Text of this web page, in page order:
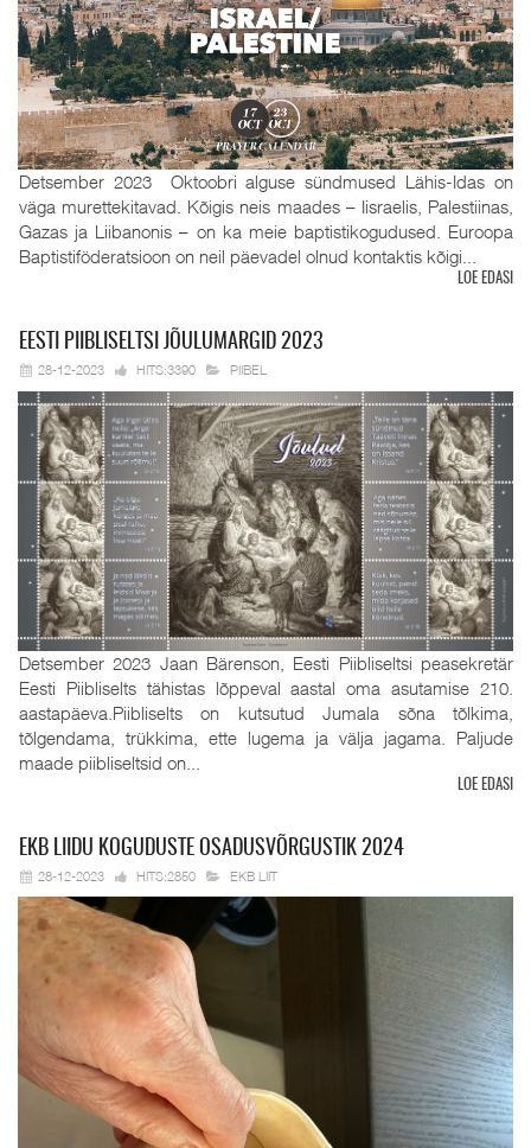
Detsember 2023 Oktoobri alguse sündmused Lähis-Idas on
väga murettekitavad. Kõigis neis maades – Iisraelis, Palestiinas,
Gazas ja Liibanonis – on ka meie baptistikogudused. Euroopa
Baptistiföderatsioon on neil päevadel olnud kontaktis kõigi...
LOE EDASI
EESTI PIIBLISELTSI JÕULUMARGID 2023
28-12-2023 HITS:3390 PIIBEL
Detsember 2023 Jaan Bärenson, Eesti Piibliseltsi peasekretär
Eesti Piibliselts tähistas lõppeval aastal oma asutamise 210.
aastapäeva.Piibliselts on kutsutud Jumala sõna tõlkima,
tõlgendama, trükkima, ette lugema ja välja jagama. Paljude
maade piibliseltsid on...
LOE EDASI
EKB LIIDU KOGUDUSTE OSADUSVÕRGUSTIK 2024
28-12-2023 HITS:2850 EKB LIIT